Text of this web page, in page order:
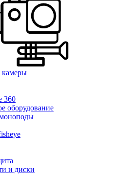
камеры
360
оборудование
и диски